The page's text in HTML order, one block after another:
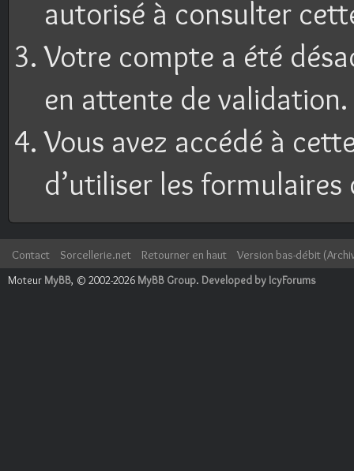
autorisé à consulter
Votre compte a été
en attente de validation.
Vous avez accédé à
d’utiliser les
Contact Sorcellerie.net Retourner en haut
Version bas-débit
Moteur MyBB, © 2002-2026 MyBB Group. Developed by IcyForums